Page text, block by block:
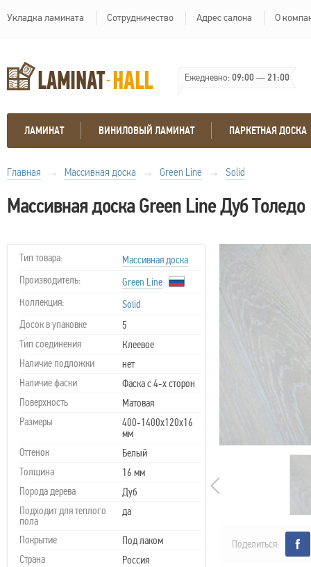
Укладка ламината Сотрудничество Адрес салона О
Ежедневно:09:00—21:00
ЛАМИНАТ ВИНИЛОВЫЙ ЛАМИНАТ ПАРКЕТНАЯ ДОСКА
Главная → Массивная доска → Green Line → Solid
Массивная доска Green Line Дуб Толедо
Тип товара:
Массивная доска
Производитель:
Green Line
Коллекция:
Solid
Досок в упаковке
5
Тип соединения
Клеевое
Наличие подложки
нет
Наличие фаски
Фаска с 4-х сторон
Поверхность
Матовая
Размеры
400-1400х120х16
мм
Оттенок
Белый
Толщина
16 мм
Порода дерева
Дуб
Подходит для теплого
пола
да
Покрытие
Под лаком
Страна
Россия
Поделиться: